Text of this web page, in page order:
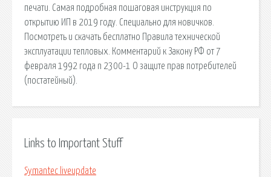
печати. Самая подробная пошаговая инструкция по
открытию ИП в 2019 году. Специально для новичков.
Посмотреть и скачать бесплатно Правила технической
эксплуатации тепловых. Комментарий к Закону РФ от 7
февраля 1992 года n 2300-1 О защите прав потребителей
(постатейный).
Links to Important Stuff
Symantec liveupdate